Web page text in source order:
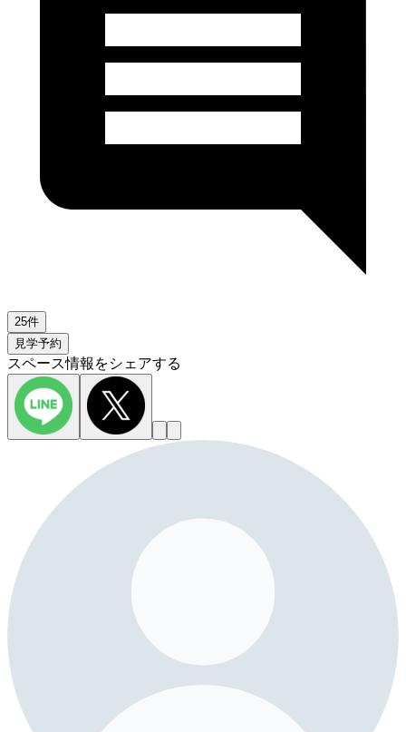
25件
見学予約
スペース情報をシェアする